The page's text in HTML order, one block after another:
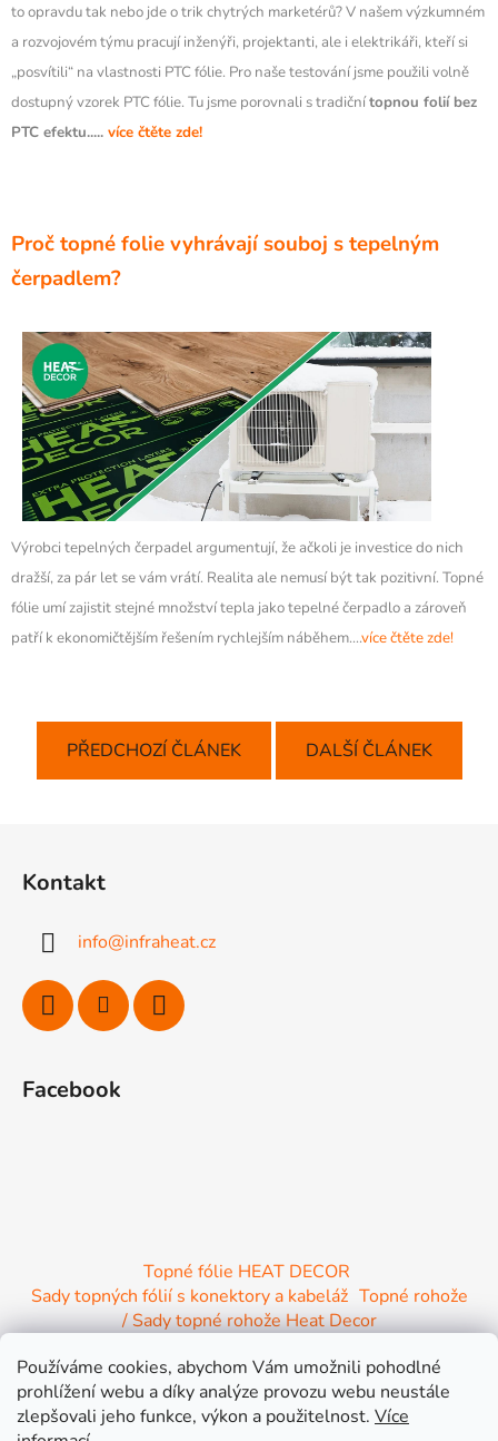
Používáme cookies, abychom Vám umožnili pohodlné
prohlížení webu a díky analýze provozu webu neustále
zlepšovali jeho funkce, výkon a použitelnost. Více
to opravdu tak nebo jde o trik chytrých marketérů?V našem výzkumném
a rozvojovém týmu pracují inženýři, projektanti, ale i elektrikáři, kteří si
„posvítili“ na vlastnosti PTC fólie. Pro naše testování jsme použili volně
dostupný vzorek PTC fólie. Tu jsme porovnali s tradičnítopnou folií bez
PTC efektu..... více čtěte zde!
Proč topné folie vyhrávají souboj s tepelným
čerpadlem?
Výrobci tepelných čerpadel argumentují, že ačkoli je investice do nich
dražší, za pár let se vám vrátí. Realita ale nemusí být tak pozitivní. Topné
fólie umí zajistit stejné množství tepla jako tepelné čerpadlo a zároveň
patří k ekonomičtějším řešením rychlejším náběhem....více čtěte zde!
PŘEDCHOZÍ ČLÁNEK DALŠÍ ČLÁNEK
Kontakt
info@infraheat.cz
Facebook
Topné fólie HEAT DECOR
Sady topných fólií s konektory a kabeláž Topné rohože
/ Sady topné rohože Heat Decor
/ Instalační materiál / Topné Infrapanely
/ Relaxační lehátko NIRE s Infra ohřevem